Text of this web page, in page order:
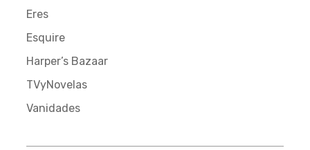
Eres
Esquire
Harper’s Bazaar
TVyNovelas
Vanidades